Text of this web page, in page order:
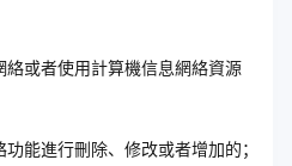
或者使用計算機信息網絡資源
能進行刪除、修改或者增加的；